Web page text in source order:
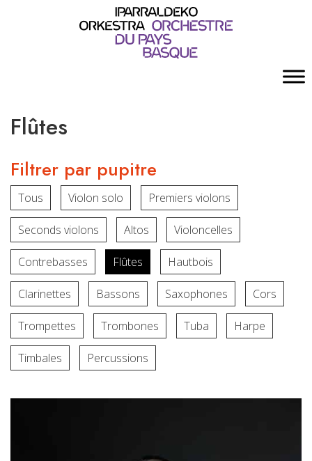
Flûtes
Filtrer par pupitre
Tous Violon solo Premiers violons
Seconds violons Altos Violoncelles
Contrebasses Flûtes Hautbois
Clarinettes Bassons Saxophones Cors
Trompettes Trombones Tuba Harpe
Timbales Percussions